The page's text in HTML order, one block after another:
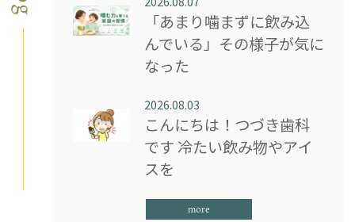
「あまり噛まずに飲み込
んでいる」その様子が気に
なった
2026.08.03
こんにちは！つづき歯科
です 冷たい飲み物やアイ
スを
more